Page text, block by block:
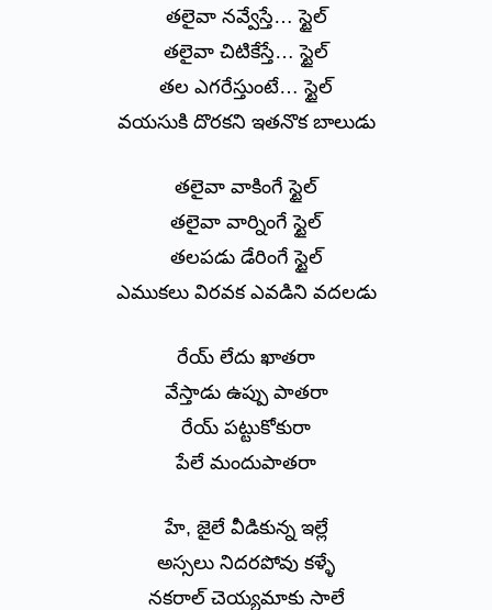
తలైవా నవ్వేస్తే… స్టైల్
తలైవా చిటికేస్తే… స్టైల్
తల ఎగరేస్తుంటే… స్టైల్
వయసుకి దొరకని ఇతనొక బాలుడు
తలైవా వాకింగే స్టైల్
తలైవా వార్నింగే స్టైల్
తలపడు డేరింగే స్టైల్
ఎముకలు విరవక ఎవడిని వదలడు
రేయ్ లేదు ఖాతరా
వేస్తాడు ఉప్పు పాతరా
రేయ్ పట్టుకోకురా
పేలే మందుపాతరా
హే, జైలే వీడికున్న ఇల్లే
అస్సలు నిదరపోవు కళ్ళే
నకరాల్ చెయ్యమాకు సాలే